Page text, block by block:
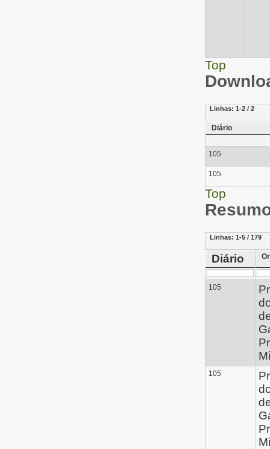
Top
Linhas: 1-2 / 2
Diário
105
105
Top
Linhas: 1-5 / 179
Diário
105
105